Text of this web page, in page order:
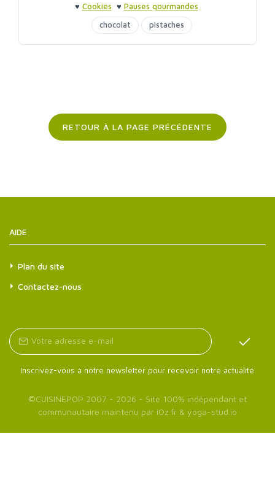
♥ Cookies ♥ Pauses gourmandes
chocolat
pistaches
RETOUR À LA PAGE PRÉCÉDENTE
AIDE
Plan du site
Contactez-nous
Inscrivez-vous à notre newsletter pour recevoir notre actualité.
©CUISINEPOP 2007 - 2026 - Site 100% indépendant et
communautaire maintenu par iOz.fr & yoga-stud.io